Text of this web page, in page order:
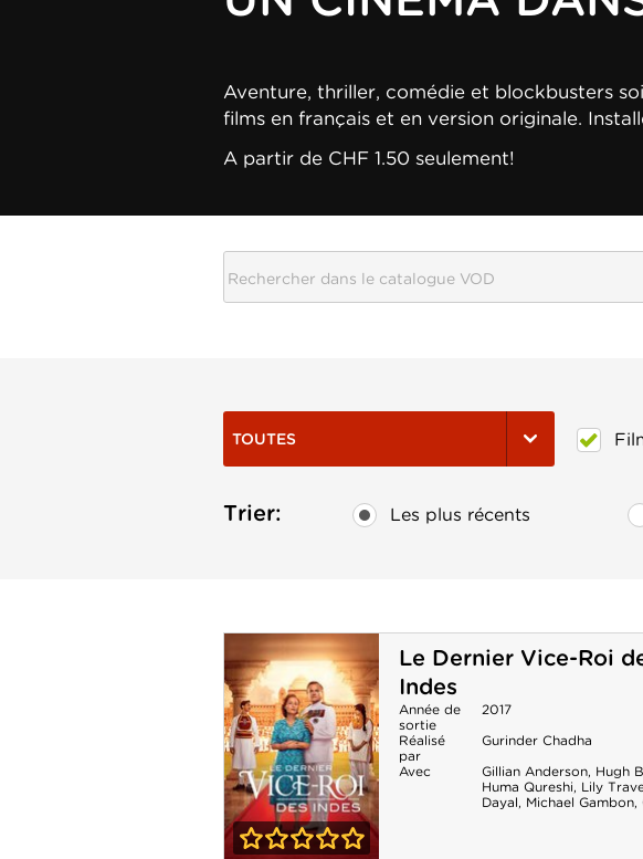
Aventure, thriller, comédie et blockbusters
films en français et en version originale.
A partir de CHF 1.50 seulement!
TOUTES
Trier: Les plus récents
Le Dernier Vice-Roi
Indes
Année de
sortie
2017
Réalisé
par
Gurinder Chadha
Avec
Gillian Anderson, Hugh
Huma Qureshi, Lily
Dayal, Michael Gambon,